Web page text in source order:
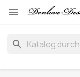

search